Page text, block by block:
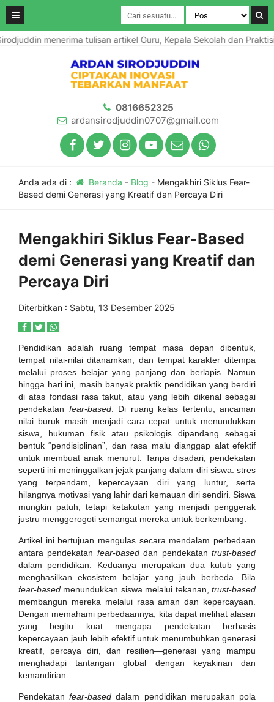
menerima tulisan artikel Guru, Kepala Sekolah dan Praktisi
0816652325
ardansirodjuddin0707@gmail.com
Anda ada di : Beranda - Blog - Mengakhiri Siklus Fear-
Based demi Generasi yang Kreatif dan Percaya Diri
Mengakhiri Siklus Fear-Based
demi Generasi yang Kreatif dan
Percaya Diri
Diterbitkan : Sabtu, 13 Desember 2025
Pendidikan adalah ruang tempat masa depan dibentuk,
tempat nilai-nilai ditanamkan, dan tempat karakter ditempa
melalui proses belajar yang panjang dan berlapis. Namun
hingga hari ini, masih banyak praktik pendidikan yang berdiri
di atas fondasi rasa takut, atau yang lebih dikenal sebagai
pendekatan fear-based. Di ruang kelas tertentu, ancaman
nilai buruk masih menjadi cara cepat untuk menundukkan
siswa, hukuman fisik atau psikologis dipandang sebagai
bentuk “pendisiplinan”, dan rasa malu dianggap alat efektif
untuk membuat anak menurut. Tanpa disadari, pendekatan
seperti ini meninggalkan jejak panjang dalam diri siswa: stres
yang terpendam, kepercayaan diri yang luntur, serta
hilangnya motivasi yang lahir dari kemauan diri sendiri. Siswa
mungkin patuh, tetapi ketakutan yang menjadi penggerak
justru menggerogoti semangat mereka untuk berkembang.
Artikel ini bertujuan mengulas secara mendalam perbedaan
antara pendekatan fear-baseddan pendekatantrust-based
dalam pendidikan. Keduanya merupakan dua kutub yang
menghasilkan ekosistem belajar yang jauh berbeda. Bila
fear-based menundukkan siswa melalui tekanan, trust-based
membangun mereka melalui rasa aman dan kepercayaan.
Dengan memahami perbedaannya, kita dapat melihat alasan
yang begitu kuat mengapa pendekatan berbasis
kepercayaan jauh lebih efektif untuk menumbuhkan generasi
kreatif, percaya diri, dan resilien—generasi yang mampu
menghadapi tantangan global dengan keyakinan dan
kemandirian.
Pendekatanfear-based dalam pendidikan merupakan pola